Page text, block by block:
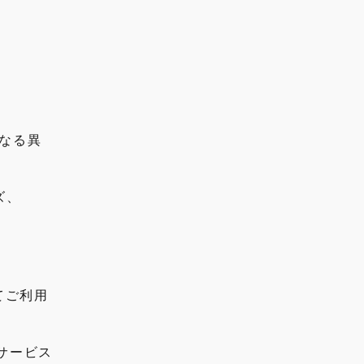
る異
利用
ービス